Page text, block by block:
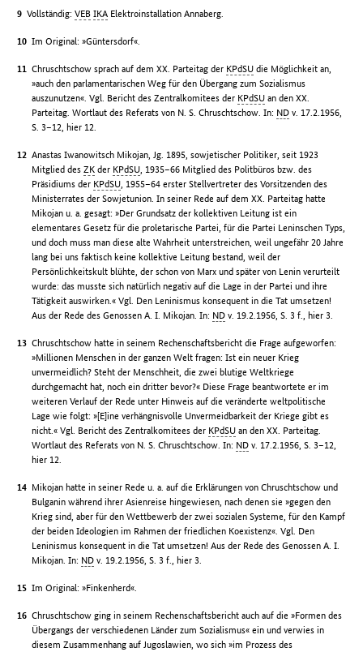
Vollständig:VEB IKA Elektroinstallation Annaberg.
Im Original: »Güntersdorf«.
Chruschtschow sprach auf dem XX. Parteitag der KPdSU die Möglichkeit an,
»auch den parlamentarischen Weg für den Übergang zum Sozialismus
auszunutzen«. Vgl. Bericht des Zentralkomitees der KPdSU an den XX.
Parteitag. Wortlaut des Referats von N. S. Chruschtschow. In: ND v. 17.2.1956,
S. 3–12, hier 12.
Anastas Iwanowitsch Mikojan, Jg. 1895, sowjetischer Politiker, seit 1923
Mitglied desZK der KPdSU, 1935–66 Mitglied des Politbüros bzw. des
Präsidiums der KPdSU, 1955–64 erster Stellvertreter des Vorsitzenden des
Ministerrates der Sowjetunion. In seiner Rede auf dem XX. Parteitag hatte
Mikojan u. a. gesagt: »Der Grundsatz der kollektiven Leitung ist ein
elementares Gesetz für die proletarische Partei, für die Partei Leninschen Typs,
und doch muss man diese alte Wahrheit unterstreichen, weil ungefähr 20 Jahre
lang bei uns faktisch keine kollektive Leitung bestand, weil der
Persönlichkeitskult blühte, der schon von Marx und später von Lenin verurteilt
wurde: das musste sich natürlich negativ auf die Lage in der Partei und ihre
Tätigkeit auswirken.« Vgl. Den Leninismus konsequent in die Tat umsetzen!
Aus der Rede des Genossen A. I. Mikojan. In: ND v. 19.2.1956, S. 3 f., hier 3.
Chruschtschow hatte in seinem Rechenschaftsbericht die Frage aufgeworfen:
»Millionen Menschen in der ganzen Welt fragen: Ist ein neuer Krieg
unvermeidlich? Steht der Menschheit, die zwei blutige Weltkriege
durchgemacht hat, noch ein dritter bevor?« Diese Frage beantwortete er im
weiteren Verlauf der Rede unter Hinweis auf die veränderte weltpolitische
Lage wie folgt: »[E]ine verhängnisvolle Unvermeidbarkeit der Kriege gibt es
nicht.« Vgl. Bericht des Zentralkomitees der KPdSU an den XX. Parteitag.
Wortlaut des Referats von N. S. Chruschtschow. In: ND v. 17.2.1956, S. 3–12,
hier 12.
Mikojan hatte in seiner Rede u. a. auf die Erklärungen von Chruschtschow und
Bulganin während ihrer Asienreise hingewiesen, nach denen sie »gegen den
Krieg sind, aber für den Wettbewerb der zwei sozialen Systeme, für den Kampf
der beiden Ideologien im Rahmen der friedlichen Koexistenz«. Vgl. Den
Leninismus konsequent in die Tat umsetzen! Aus der Rede des Genossen A. I.
Mikojan. In: ND v. 19.2.1956, S. 3 f., hier 3.
Im Original: »Finkenherd«.
Chruschtschow ging in seinem Rechenschaftsbericht auch auf die »Formen des
Übergangs der verschiedenen Länder zum Sozialismus« ein und verwies in
diesem Zusammenhang auf Jugoslawien, wo sich »im Prozess des